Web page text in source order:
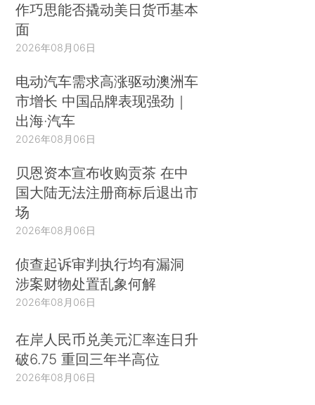
作巧思能否撬动美日货币基本
面
2026年08月06日
电动汽车需求高涨驱动澳洲车
市增长 中国品牌表现强劲｜
出海·汽车
2026年08月06日
贝恩资本宣布收购贡茶 在中
国大陆无法注册商标后退出市
场
2026年08月06日
侦查起诉审判执行均有漏洞
涉案财物处置乱象何解
2026年08月06日
在岸人民币兑美元汇率连日升
破6.75 重回三年半高位
2026年08月06日